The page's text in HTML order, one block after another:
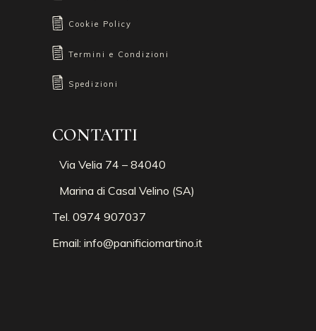
Cookie Policy
Termini e Condizioni
Spedizioni
CONTATTI
Via Velia 74 – 84040
Marina di Casal Velino (SA)
Tel. 0974 907037
Email: info@panificiomartino.it